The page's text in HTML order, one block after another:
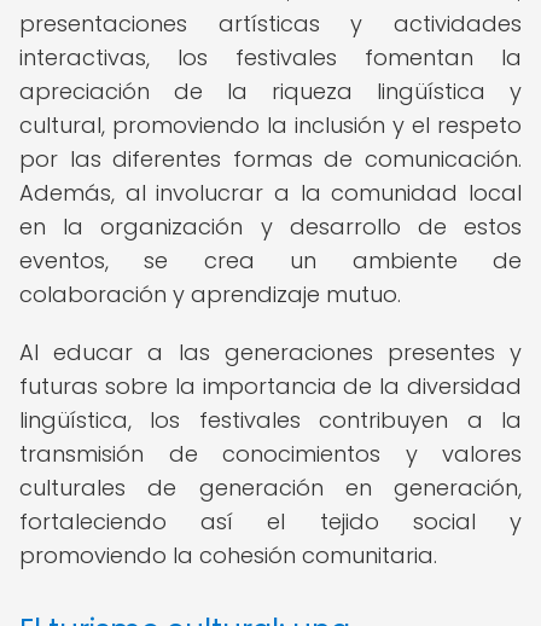
presentaciones artísticas y actividades
interactivas, los festivales fomentan la
apreciación de la riqueza lingüística y
cultural, promoviendo la inclusión y el respeto
por las diferentes formas de comunicación.
Además, al involucrar a la comunidad local
en la organización y desarrollo de estos
eventos, se crea un ambiente de
colaboración y aprendizaje mutuo.
Al educar a las generaciones presentes y
futuras sobre la importancia de la diversidad
lingüística, los festivales contribuyen a la
transmisión de conocimientos y valores
culturales de generación en generación,
fortaleciendo así el tejido social y
promoviendo la cohesión comunitaria.